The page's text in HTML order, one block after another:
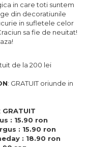
in care toti suntem
din decoratiunile
in sufletele celor
sa fie de neuitat!
de la 200 lei
: GRATUIT oriunde in
: GRATUIT
: 15.90 ron
: 15.90 ron
: 18.90 ron